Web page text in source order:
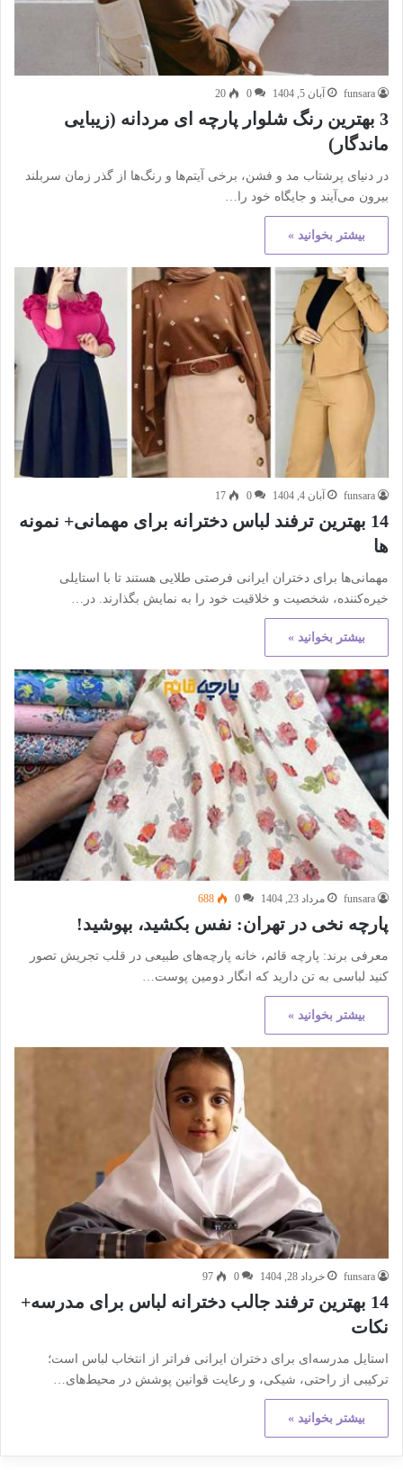
funsara آبان 5, 1404 0
20
3 بهترین رنگ شلوار پارچه ای مردانه (زیبایی
ماندگار)
در دنیای پرشتاب مد و فشن، برخی آیتم‌ها و رنگ‌ها از گذر زمان سربلند
بیرون می‌آیند و جایگاه خود را…
بیشتر بخوانید »
funsara آبان 4, 1404 0
17
14 بهترین ترفند لباس دخترانه برای مهمانی+ نمونه
ها
مهمانی‌ها برای دختران ایرانی فرصتی طلایی هستند تا با استایلی
خیره‌کننده، شخصیت و خلاقیت خود را به نمایش بگذارند. در…
بیشتر بخوانید »
funsara مرداد 23, 1404 0
688
پارچه نخی در تهران: نفس بکشید، بپوشید!
معرفی برند: پارچه قائم، خانه پارچه‌های طبیعی در قلب تجریش تصور
کنید لباسی به تن دارید که انگار دومین پوست…
بیشتر بخوانید »
funsara خرداد 28, 1404 0
97
14 بهترین ترفند جالب دخترانه لباس برای مدرسه+
نکات
استایل مدرسه‌ای برای دختران ایرانی فراتر از انتخاب لباس است؛
ترکیبی از راحتی، شیکی، و رعایت قوانین پوشش در محیط‌های…
بیشتر بخوانید »